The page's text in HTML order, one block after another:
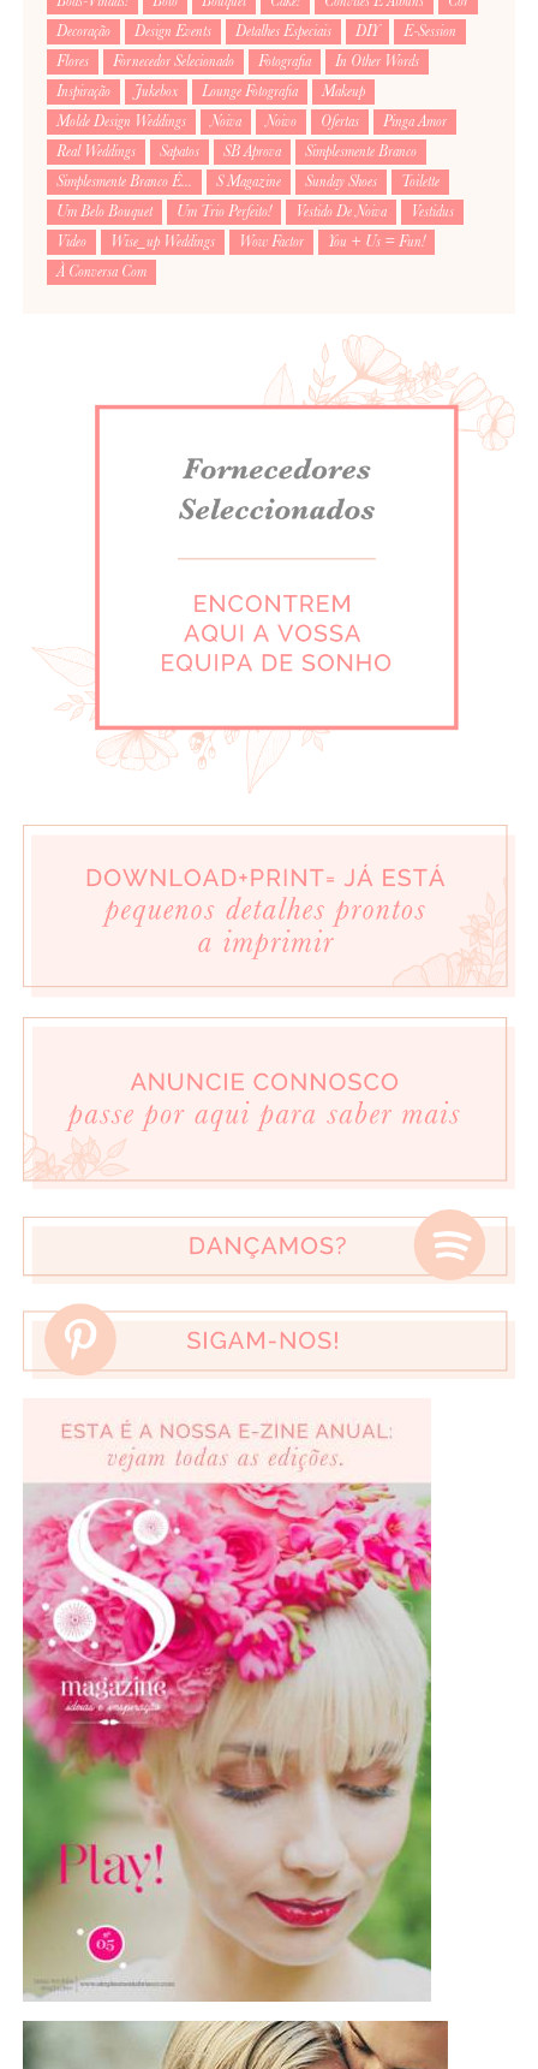
Decoração
Design Events Detalhes Especiais DIY
E-Session
Flores
Fornecedor Selecionado Fotografia
In Other Words
Inspiração
Jukebox Lounge Fotografia
Makeup
Molde Design Weddings
Noiva Noivo Ofertas
Pinga Amor
Real Weddings
Sapatos SB Aprova
Simplesmente Branco
Simplesmente Branco É...
S Magazine Sunday Shoes
Toilette
Um Belo Bouquet
Um Trio Perfeito! Vestido De Noiva
Vestidus
Video
Wise_up Weddings Wow Factor
You + Us = Fun!
À Conversa Com